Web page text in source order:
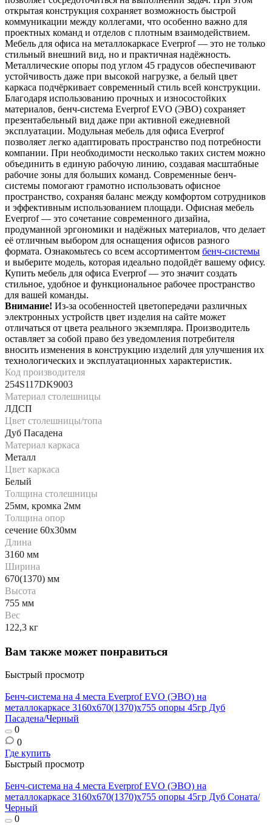
открытая конструкция сохраняет возможность быстрой
коммуникации между коллегами, что особенно важно для
проектных команд и отделов с плотным взаимодействием.
Мебель для офиса на металлокаркасе Everprof — это не только
стильный внешний вид, но и практичная надёжность.
Металлические опоры под углом 45 градусов обеспечивают
устойчивость даже при высокой нагрузке, а белый цвет
каркаса подчёркивает современный стиль всей конструкции.
Благодаря использованию прочных и износостойких
материалов, бенч-система Everprof EVO (ЭВО) сохраняет
презентабельный вид даже при активной ежедневной
эксплуатации. Модульная мебель для офиса Everprof
позволяет легко адаптировать пространство под потребности
компании. При необходимости несколько таких систем можно
объединить в единую рабочую линию, создавая масштабные
рабочие зоны для больших команд. Современные бенч-
системы помогают грамотно использовать офисное
пространство, сохраняя баланс между комфортом сотрудников
и эффективным использованием площади. Офисная мебель
Everprof — это сочетание современного дизайна,
продуманной эргономики и надёжных материалов, что делает
её отличным выбором для оснащения офисов разного
формата. Ознакомьтесь со всем ассортиментом бенч-системы
и выберите модель, которая идеально подойдёт вашему офису.
Купить мебель для офиса Everprof — это значит создать
стильное, удобное и функциональное рабочее пространство
для вашей команды.
Внимание! Из-за особенностей цветопередачи различных
электронных устройств цвет изделия на сайте может
отличаться от цвета реального экземпляра. Производитель
оставляет за собой право без уведомления потребителя
вносить изменения в конструкцию изделий для улучшения их
технологических и эксплуатационных характеристик.
Код производителя
254S117DK9003
Материал столешницы
ЛДСП
Цвет столешницы/топа
Дуб Пасадена
Материал каркаса
Металл
Цвет каркаса
Белый
Толщина столешницы
25мм, кромка 2мм
Толщина опор
сечение 60х30мм
Длина
3160 мм
Ширина
670(1370) мм
Высота
755 мм
Вес
122,3 кг
Вам также может понравиться
Быстрый просмотр
Бенч-система на 4 места Everprof EVO (ЭВО) на
металлокаркасе 3160х670(1370)x755 опоры 45гр Дуб
Пасадена/Черный
0
0
Где купить
Быстрый просмотр
Бенч-система на 4 места Everprof EVO (ЭВО) на
металлокаркасе 3160х670(1370)x755 опоры 45гр Дуб Соната/
Черный
0